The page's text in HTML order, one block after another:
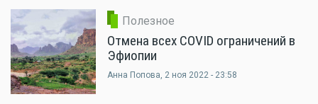
Полезное
Отмена всех COVID ограничений в
Эфиопии
Анна Попова, 2 ноя 2022 - 23:58